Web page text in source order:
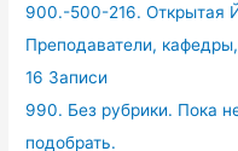
900.-500-216. Открытая
Преподаватели,
16 Записи
990. Без рубрики. Пока
подобрать.